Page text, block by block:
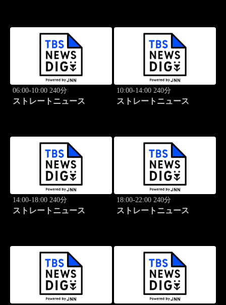
06:00-10:00 240分
ストレートニュース
10:00-14:00 240分
ストレートニュース
14:00-18:00 240分
ストレートニュース
18:00-22:00 240分
ストレートニュース